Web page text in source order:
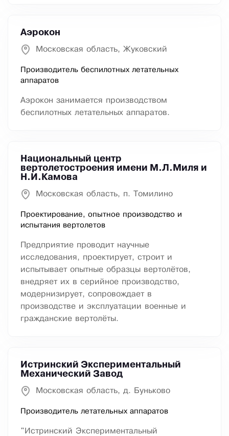
Аэрокон
Московская область, Жуковский
Производитель беспилотных летательных
аппаратов
Аэрокон занимается производством
беспилотных летательных аппаратов.
Национальный центр
вертолетостроения имени М.Л.Миля и
Н.И.Камова
Московская область, п. Томилино
Проектирование, опытное производство и
испытания вертолетов
Предприятие проводит научные
исследования, проектирует, строит и
испытывает опытные образцы вертолётов,
внедряет их в серийное производство,
модернизирует, сопровождает в
производстве и эксплуатации военные и
гражданские вертолёты.
Истринский Экспериментальный
Механический Завод
Московская область, д. Буньково
Производитель летательных аппаратов
"Истринский Экспериментальный